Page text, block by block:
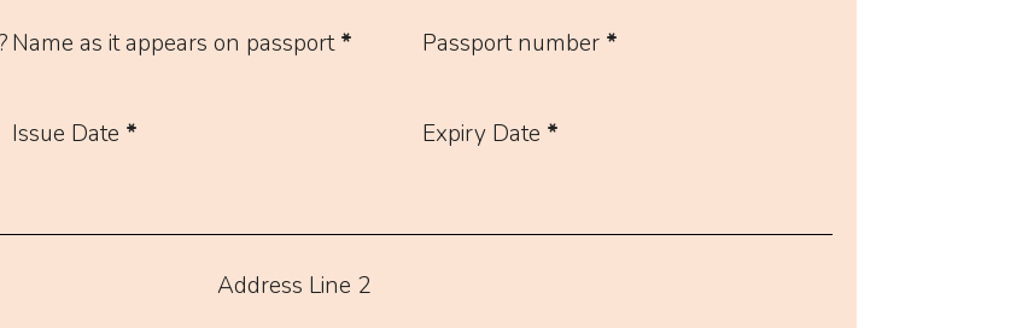
Name as it appears on passport * Passport number *
Issue Date * Expiry Date *
Address Line 2